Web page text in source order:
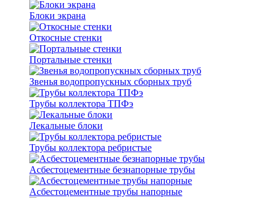
Блоки экрана
Откосные стенки
Портальные стенки
Звенья водопропускных сборных труб
Трубы коллектора ТПФэ
Лекальные блоки
Трубы коллектора ребристые
Асбестоцементные безнапорные трубы
Асбестоцементные трубы напорные